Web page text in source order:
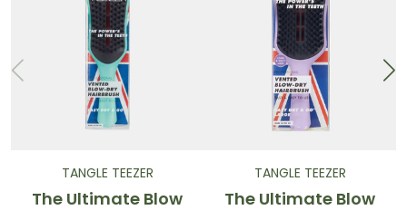
TANGLE TEEZER
The Ultimate Blow
TANGLE TEEZER
The Ultimate Blow